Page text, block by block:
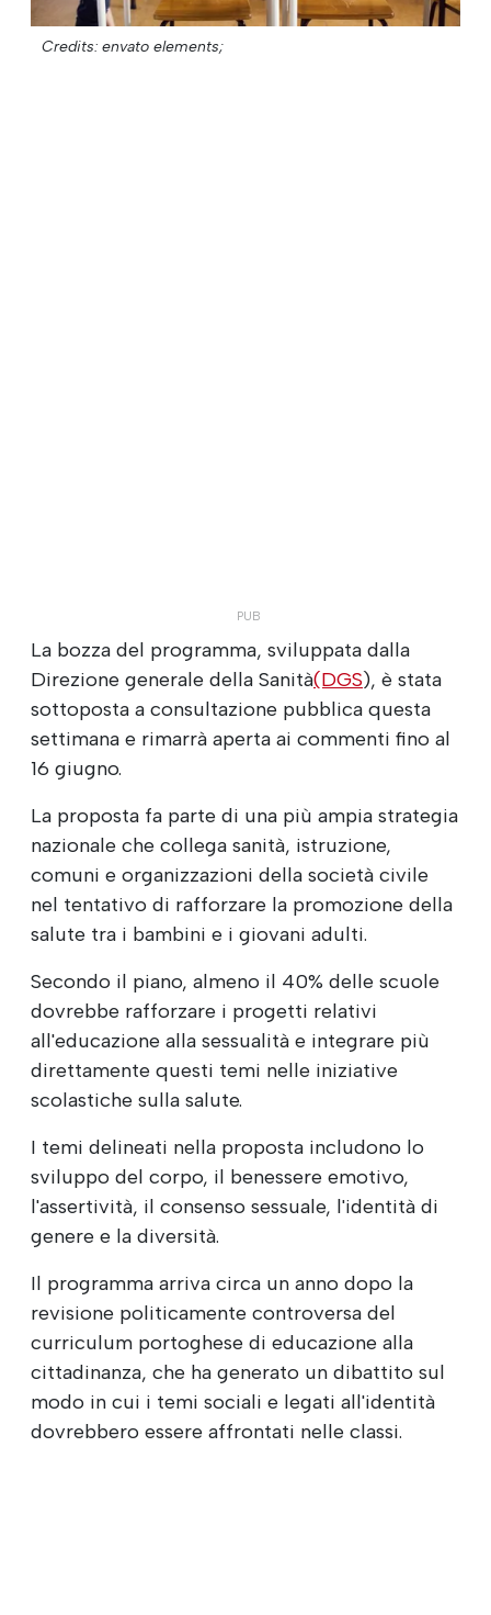
Credits: envato elements;
La bozza del programma, sviluppata dalla
Direzione generale della Sanità(DGS), è stata
sottoposta a consultazione pubblica questa
settimana e rimarrà aperta ai commenti fino al
16 giugno.
La proposta fa parte di una più ampia strategia
nazionale che collega sanità, istruzione,
comuni e organizzazioni della società civile
nel tentativo di rafforzare la promozione della
salute tra i bambini e i giovani adulti.
Secondo il piano, almeno il 40% delle scuole
dovrebbe rafforzare i progetti relativi
all'educazione alla sessualità e integrare più
direttamente questi temi nelle iniziative
scolastiche sulla salute.
I temi delineati nella proposta includono lo
sviluppo del corpo, il benessere emotivo,
l'assertività, il consenso sessuale, l'identità di
genere e la diversità.
Il programma arriva circa un anno dopo la
revisione politicamente controversa del
curriculum portoghese di educazione alla
cittadinanza, che ha generato un dibattito sul
modo in cui i temi sociali e legati all'identità
dovrebbero essere affrontati nelle classi.